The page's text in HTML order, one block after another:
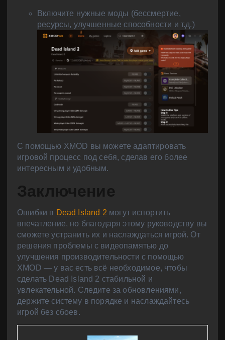
Включите нужные моды (бессмертие,
ресурсы, улучшенные способности и т.д.)
С помощью XMOD вы можете адаптировать
игровой процесс под себя, сделав его более
интересным и удобным.
Заключение
Ошибки в Dead Island 2 могут испортить
впечатление, но благодаря этому руководству вы
сможете устранить их и наслаждаться игрой. От
решения проблемы с видеопамятью до
улучшения производительности с помощью
XMOD — у вас есть всё необходимое, чтобы
сделать Dead Island 2 стабильной и
увлекательной. Следите за обновлениями,
держите систему в порядке и наслаждайтесь
игрой без сбоев.